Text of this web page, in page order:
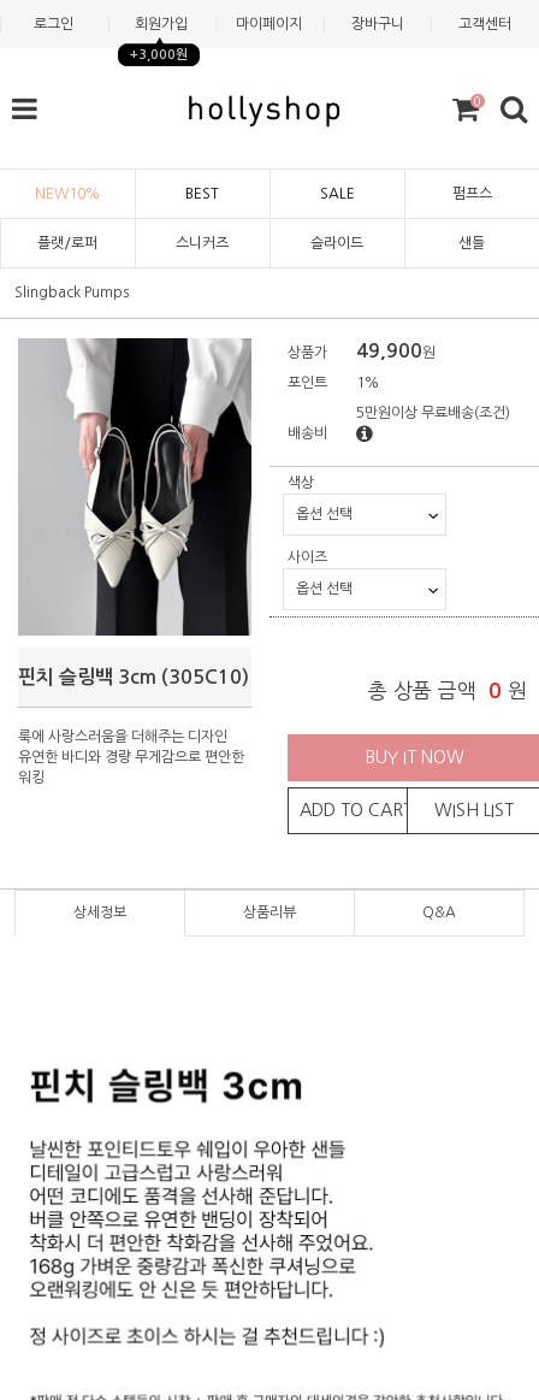
로그인 회원가입
+3,000원
마이페이지 장바구니 고객센터
0
NEW10% BEST SALE 펌프스
플랫/로퍼 스니커즈 슬라이드 샌들
Slingback Pumps
핀치 슬링백 3cm (305C10)
룩에 사랑스러움을 더해주는 디자인
유연한 바디와 경량 무게감으로 편안한
워킹
상품가 49,900원
포인트 1%
배송비
5만원이상 무료배송(조건)
색상
사이즈
총 상품 금액 0 원
BUY IT NOW
ADD TO CART WISH LIST
상세정보 상품리뷰 Q&A